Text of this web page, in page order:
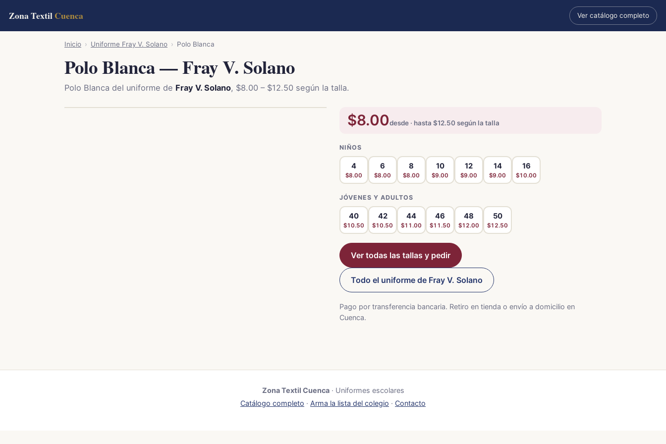
Zona TextilCuenca Ver catálogo completo
Inicio › Uniforme Fray V. Solano › Polo Blanca
Polo Blanca — Fray V. Solano
Polo Blanca del uniforme de Fray V. Solano, $8.00 – $12.50 según la talla.
$8.00desde · hasta $12.50 según la talla
NIÑOS
4
$8.00
6
$8.00
8
$8.00
10
$9.00
12
$9.00
14
$9.00
16
$10.00
JÓVENES Y ADULTOS
40
$10.50
42
$10.50
44
$11.00
46
$11.50
48
$12.00
50
$12.50
Ver todas las tallas y pedir
Todo el uniforme de Fray V. Solano
Pago por transferencia bancaria. Retiro en tienda o envío a domicilio en
Cuenca.
Zona Textil Cuenca· Uniformes escolares
Catálogo completo · Arma la lista del colegio · Contacto